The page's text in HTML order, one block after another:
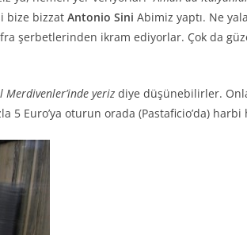
bize bizzat Antonio Sini Abimiz yaptı. Ne
şerbetlerinden ikram ediyorlar. Çok da
Merdivenler’inde yeriz diye düşünebilirler.
Euro’ya oturun orada (Pastaficio’da)